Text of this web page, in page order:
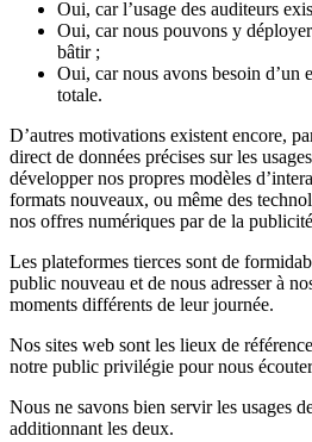
Oui, car l’usage des auditeurs
Oui, car nous pouvons y
bâtir ;
Oui, car nous avons besoin d’un
totale.
D’autres motivations existent encore,
direct de données précises sur les
développer nos propres modèles
formats nouveaux, ou même des
nos offres numériques par de la
Les plateformes tierces sont de
public nouveau et de nous adresser à
moments différents de leur journée.
Nos sites web sont les lieux de
notre public privilégie pour nous
Nous ne savons bien servir les usages
additionnant les deux.